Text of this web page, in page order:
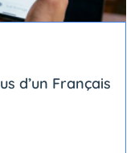
d’un Français